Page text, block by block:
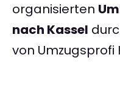
organisierten
nach Kassel
von Umzugsprofi